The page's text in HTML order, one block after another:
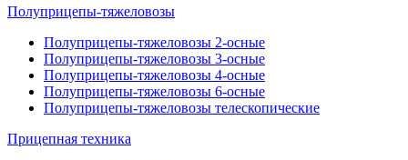
Полуприцепы-тяжеловозы
Полуприцепы-тяжеловозы 2-осные
Полуприцепы-тяжеловозы 3-осные
Полуприцепы-тяжеловозы 4-осные
Полуприцепы-тяжеловозы 6-осные
Полуприцепы-тяжеловозы телескопические
Прицепная техника